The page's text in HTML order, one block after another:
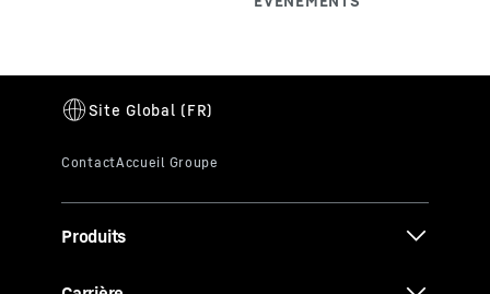
Produits